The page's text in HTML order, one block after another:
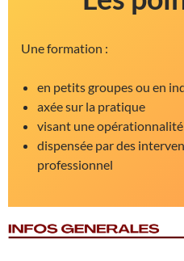
Une formation :
en petits groupes ou en
axée sur la pratique
visant une
dispensée par des
professionnel